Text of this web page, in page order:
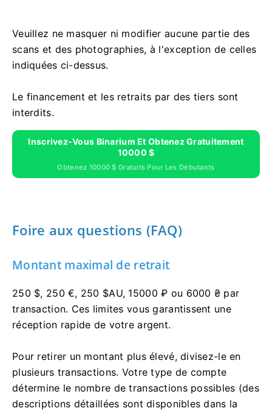
Veuillez ne masquer ni modifier aucune partie des
scans et des photographies, à l'exception de celles
indiquées ci-dessus.
Le financement et les retraits par des tiers sont
interdits.
Inscrivez-Vous Binarium Et Obtenez Gratuitement
10000 $
Obtenez 10000 $ Gratuits Pour Les Débutants
Foire aux questions (FAQ)
Montant maximal de retrait
250 $, 250 €, 250 $AU, 15000 ₽ ou 6000 ₴ par
transaction. Ces limites vous garantissent une
réception rapide de votre argent.
Pour retirer un montant plus élevé, divisez-le en
plusieurs transactions. Votre type de compte
détermine le nombre de transactions possibles (des
descriptions détaillées sont disponibles dans la